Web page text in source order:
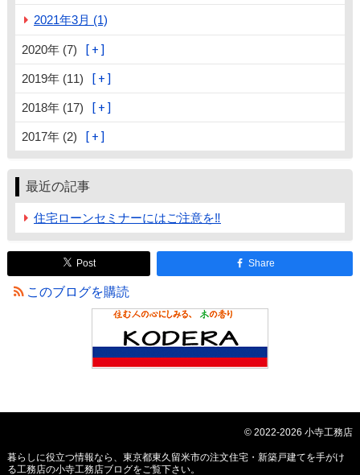
2021年3月 (1)
2020年 (7)
2019年 (11)
2018年 (17)
2017年 (2)
最近の記事
住宅ローンセミナーにはご注意を‼
Post Share
このブログを購読
© 2022-2026 小寺工務店
暮らしに役立つ情報なら、 東京都東久留米市の注文住宅・新築戸建てを手がけ
る工務店の小寺工務店ブログをご覧下さい。